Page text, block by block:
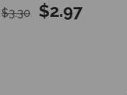
$2.97
$3.30